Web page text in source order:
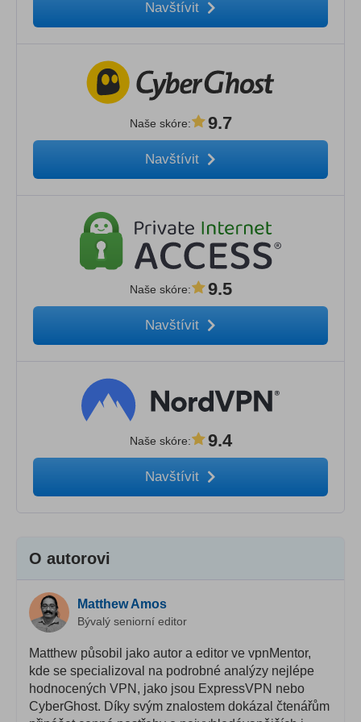
Navštívit
Naše skóre: 9.7
Navštívit
Naše skóre: 9.5
Navštívit
Naše skóre: 9.4
Navštívit
O autorovi
Matthew Amos
Bývalý seniorní editor
Matthew působil jako autor a editor ve vpnMentor,
kde se specializoval na podrobné analýzy nejlépe
hodnocených VPN, jako jsou ExpressVPN nebo
CyberGhost. Díky svým znalostem dokázal čtenářům